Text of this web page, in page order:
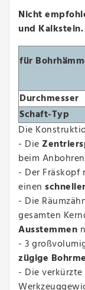
Nicht
und Kalkstein.
für
Schaft-
Die
- Die
beim
- Der
einen
- Die
gesamten
Ausstemmen
- 3
zügige
- Die